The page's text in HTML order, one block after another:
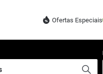
Ofertas Especiais